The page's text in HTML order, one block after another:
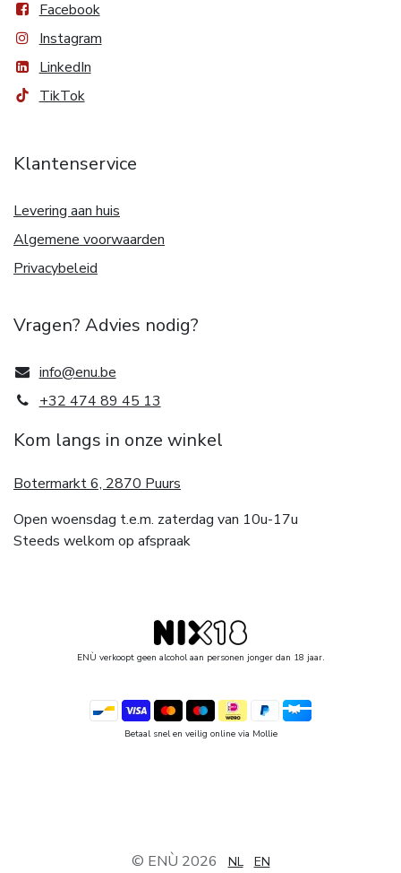
Facebook
Instagram
LinkedIn
TikTok
Klantenservice
Levering aan huis
Algemene voorwaarden
Privacybeleid
Vragen? Advies nodig?
info@enu.be
+32 474 89 45 13
Kom langs in onze winkel
Botermarkt 6, 2870 Puurs
Open woensdag t.e.m. zaterdag van 10u-17u
Steeds welkom op afspraak
ENÙ verkoopt geen alcohol aan personen jonger dan 18 jaar.
Betaal snel en veilig online via Mollie
© ENÙ 2026 NL EN